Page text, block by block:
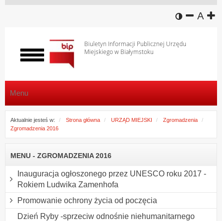
wersja
A
Biuletyn Informacji Publicznej Urzędu
Miejskiego w Białymstoku
Włącz
menu
Menu
Aktualnie jesteś w: Strona główna URZĄD MIEJSKI
Zgromadzenia
Zgromadzenia 2016
MENU - ZGROMADZENIA 2016
Inauguracja ogłoszonego przez UNESCO roku 2017 -
Rokiem Ludwika Zamenhofa
Promowanie ochrony życia od poczęcia
Dzień Ryby -sprzeciw odnośnie niehumanitarnego